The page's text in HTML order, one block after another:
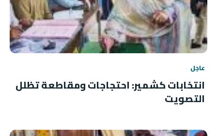
عاجل
انتخابات كشمير: احتجاجات ومقاطعة تظلل
التصويت